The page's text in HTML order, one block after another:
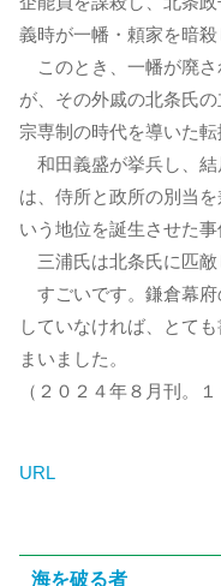
義時が一幡・頼家を暗殺
このとき、一幡が廃さ
が、その外戚の北条氏
宗専制の時代を導いた転
和田義盛が挙兵し、結
は、侍所と政所の別当
いう地位を誕生させた事
三浦氏は北条氏に匹敵
すごいです。鎌倉幕府
していなければ、とて
まいました。
（２０２４年８月刊。１
URL
海を破る者